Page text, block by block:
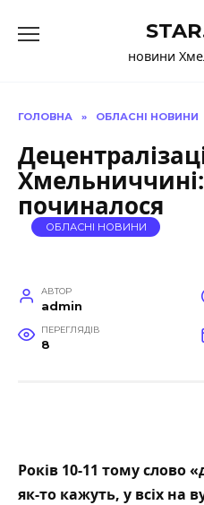
до
новини
ГОЛОВНА » ОБЛАСНІ НОВИНИ
починалося
ОБЛАСНІ НОВИНИ
АВТОР
admin
ПЕРЕГЛЯДІВ
8
Років 10-11 тому слово
як-то кажуть, у всіх на